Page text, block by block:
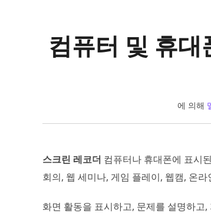
컴퓨터 및 휴
에 의해
스크린 레코더 컴퓨터나 휴대폰에 표시
회의, 웹 세미나, 게임 플레이, 웹캠, 온
화면 활동을 표시하고, 문제를 설명하